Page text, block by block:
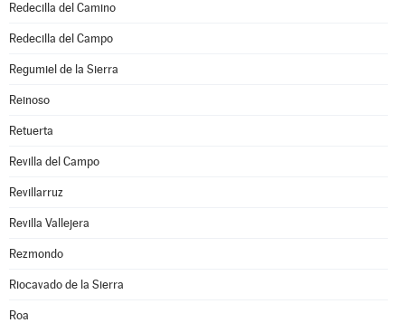
Redecilla del Camino
Redecilla del Campo
Regumiel de la Sierra
Reinoso
Retuerta
Revilla del Campo
Revillarruz
Revilla Vallejera
Rezmondo
Riocavado de la Sierra
Roa